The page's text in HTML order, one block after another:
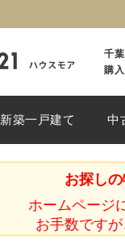
千
購
新築一戸建て 中
お探し
ホームページ
お手数です